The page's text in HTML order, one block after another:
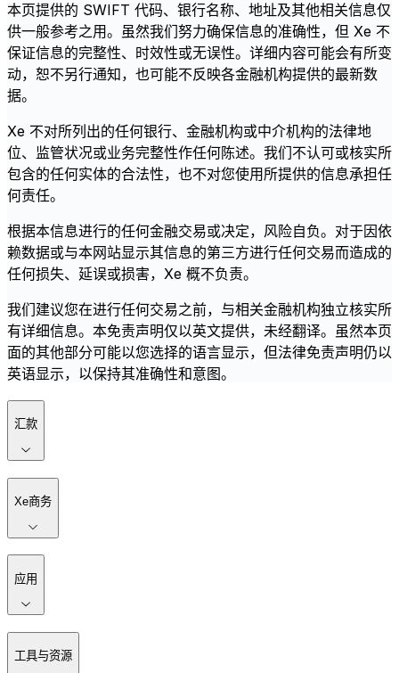
本页提供的 SWIFT 代码、银行名称、地址及其他相关信息仅
供一般参考之用。虽然我们努力确保信息的准确性，但 Xe 不
保证信息的完整性、时效性或无误性。详细内容可能会有所变
动，恕不另行通知，也可能不反映各金融机构提供的最新数
据。
Xe 不对所列出的任何银行、金融机构或中介机构的法律地
位、监管状况或业务完整性作任何陈述。我们不认可或核实所
包含的任何实体的合法性，也不对您使用所提供的信息承担任
何责任。
根据本信息进行的任何金融交易或决定，风险自负。对于因依
赖数据或与本网站显示其信息的第三方进行任何交易而造成的
任何损失、延误或损害，Xe 概不负责。
我们建议您在进行任何交易之前，与相关金融机构独立核实所
有详细信息。本免责声明仅以英文提供，未经翻译。虽然本页
面的其他部分可能以您选择的语言显示，但法律免责声明仍以
英语显示，以保持其准确性和意图。
汇款
Xe商务
应用
工具与资源